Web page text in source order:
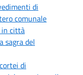
di
comunale
in città
sagra del
di